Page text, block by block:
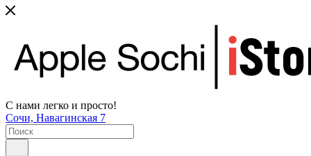
С нами легко и просто!
Сочи, Навагинская 7